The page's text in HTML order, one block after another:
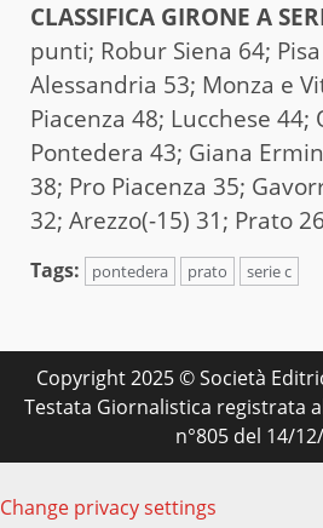
CLASSIFICA GIRONE A
punti; Robur Siena 64;
Alessandria 53; Monza e
Piacenza 48; Lucchese 44;
Pontedera 43; Giana
38; Pro Piacenza 35;
32; Arezzo(-15) 31; Prato
Tags: pontedera prato serie c
Copyright 2025 © Società
Testata Giornalistica registrata
n°805 del 14/
Change privacy settings